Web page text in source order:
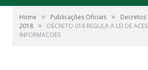
Home » Publicações Oficiais » Decretos
2018 »
DECRETO 018 REGULA A LEI DE
INFORMACOES